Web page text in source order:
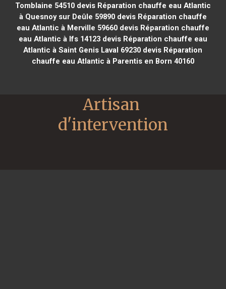
Tomblaine 54510devis Réparation chauffe eau Atlantic
à Quesnoy sur Deûle 59890devis Réparation chauffe
eau Atlantic à Merville 59660devis Réparation chauffe
eau Atlantic à Ifs 14123devis Réparation chauffe eau
Atlantic à Saint Genis Laval 69230 devis Réparation
chauffe eau Atlantic à Parentis en Born 40160
Artisan
d'intervention